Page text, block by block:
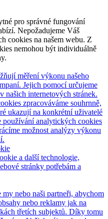
pro správné fungování
Nepožadujeme Váš
cookies na našem webu. Z
nemohou být individuálně
měření výkonu našeho
Jejich pomocí určujeme
našich internetových stránek.
zpracováváme souhrnně,
ukazují na konkrétní uživatelé
používání analytických cookies
možnost analýzy výkonu
a další technologie,
stránky potřebám a
nebo naši partneři, abychom
nebo reklamy jak na
třetích subjektů. Díky tomu